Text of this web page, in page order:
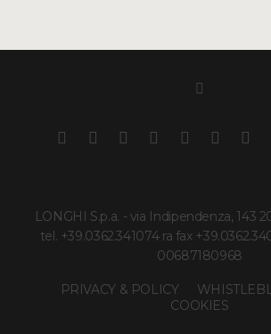
LONGHI S.p.a. - via Indipendenza, 143
tel. +39.0362.341074 ra fax
00687180968
PRIVACY & POLICY
COOKIES